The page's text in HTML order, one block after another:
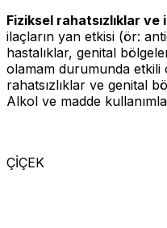
Fiziksel rahatsızlıklar ve
ilaçların yan etkisi (ör:
hastalıklar, genital
olamam durumunda etkili
rahatsızlıklar ve genital
Alkol ve madde
ÇİÇEK